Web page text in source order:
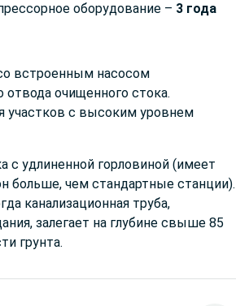
оборудование – 3 года
встроенным насосом
отвода очищенного стока.
участков с высоким уровнем
с удлиненной горловиной (имеет
больше, чем стандартные станции).
канализационная труба,
залегает на глубине свыше 85
грунта.